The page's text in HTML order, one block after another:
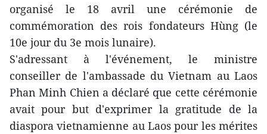
organisé le 18 avril une cérémonie de
commémoration des rois fondateurs Hùng (le
10e jour du 3e mois lunaire).
S'adressant à l'événement, le ministre
conseiller de l'ambassade du Vietnam au Laos
Phan Minh Chien a déclaré que cette cérémonie
avait pour but d'exprimer la gratitude de la
diaspora vietnamienne au Laos pour les mérites